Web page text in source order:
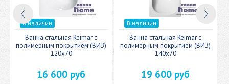
В наличии
Ванна стальная Reimar с
полимерным покрытием (ВИЗ)
120x70
16 600 руб
В наличии
Ванна стальная Reimar с
полимерным покрытием (ВИЗ)
140x70
19 600 руб